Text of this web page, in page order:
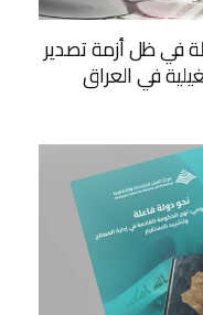
في ظل أزمة تصدير
في العراق